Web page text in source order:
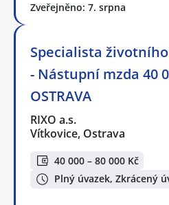
Zveřejněno: 7. srpna
Specialista
- Nástupní mzda 40
OSTRAVA
RIXO a.s.
Vítkovice, Ostrava
40 000 – 80 000 Kč
Plný úvazek, Zkrácený